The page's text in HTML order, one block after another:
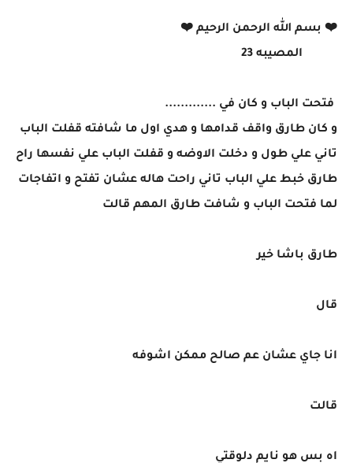
❤️ بسم الله الرحمن الرحيم ❤️
المصيبه 23
فتحت الباب و كان في .............
و كان طارق واقف قدامها و هدي اول ما شافته قفلت الباب
تاني علي طول و دخلت الاوضه و قفلت الباب علي نفسها راح
طارق خبط علي الباب تاني راحت هاله عشان تفتح و اتفاجات
لما فتحت الباب و شافت طارق المهم قالت
طارق باشا خير
قال
انا جاي عشان عم صالح ممكن اشوفه
قالت
اه بس هو نايم دلوقتي